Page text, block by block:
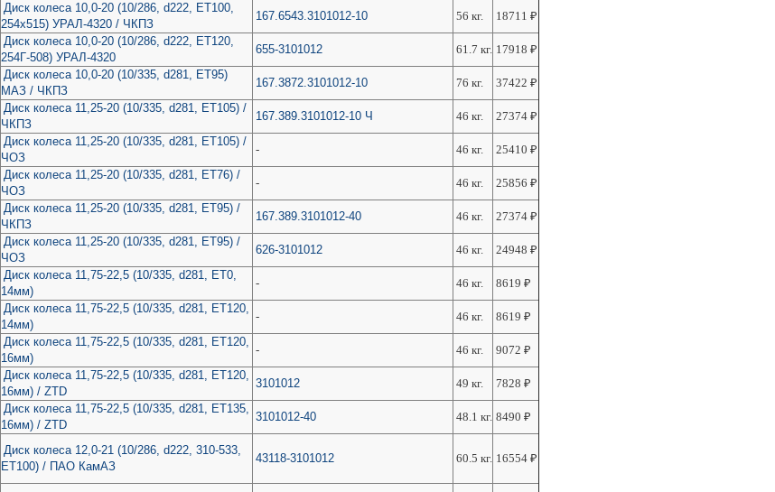
Диск колеса 10,0-20 (10/286, d222, ЕТ100,
254х515) УРАЛ-4320 / ЧКПЗ
167.6543.3101012-10 56 кг. 18711 ₽
Диск колеса 10,0-20 (10/286, d222, ЕТ120,
254Г-508) УРАЛ-4320
655-3101012 61.7 кг. 17918 ₽
Диск колеса 10,0-20 (10/335, d281, ЕТ95)
МАЗ / ЧКПЗ
167.3872.3101012-10 76 кг. 37422 ₽
Диск колеса 11,25-20 (10/335, d281, ET105) /
ЧКПЗ
167.389.3101012-10 Ч 46 кг. 27374 ₽
Диск колеса 11,25-20 (10/335, d281, ET105) /
ЧОЗ
- 46 кг. 25410 ₽
Диск колеса 11,25-20 (10/335, d281, ET76) /
ЧОЗ
- 46 кг. 25856 ₽
Диск колеса 11,25-20 (10/335, d281, ET95) /
ЧКПЗ
167.389.3101012-40 46 кг. 27374 ₽
Диск колеса 11,25-20 (10/335, d281, ET95) /
ЧОЗ
626-3101012 46 кг. 24948 ₽
Диск колеса 11,75-22,5 (10/335, d281, ET0,
14мм)
- 46 кг. 8619 ₽
Диск колеса 11,75-22,5 (10/335, d281, ET120,
14мм)
- 46 кг. 8619 ₽
Диск колеса 11,75-22,5 (10/335, d281, ET120,
16мм)
- 46 кг. 9072 ₽
Диск колеса 11,75-22,5 (10/335, d281, ET120,
16мм) / ZTD
3101012 49 кг. 7828 ₽
Диск колеса 11,75-22,5 (10/335, d281, ET135,
16мм) / ZTD
3101012-40 48.1 кг. 8490 ₽
Диск колеса 12,0-21 (10/286, d222, 310-533,
ЕТ100) / ПАО КамАЗ
43118-3101012 60.5 кг. 16554 ₽